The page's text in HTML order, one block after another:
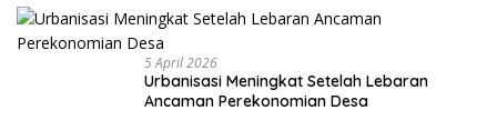
5 April 2026
Urbanisasi Meningkat Setelah Lebaran
Ancaman Perekonomian Desa